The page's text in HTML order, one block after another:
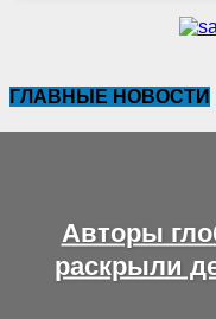
ГЛАВНЫЕ НОВОСТИ
Авторы
раскрыли